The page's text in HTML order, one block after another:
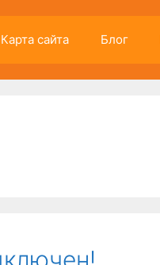
Карта сайта Блог